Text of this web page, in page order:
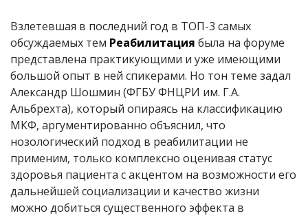
Взлетевшая в последний год в ТОП-3 самых
обсуждаемых тем Реабилитация была на форуме
представлена практикующими и уже имеющими
большой опыт в ней спикерами. Но тон теме задал
Александр Шошмин (ФГБУ ФНЦРИ им. Г.А.
Альбрехта), который опираясь на классификацию
МКФ, аргументированно объяснил, что
нозологический подход в реабилитации не
применим, только комплексно оценивая статус
здоровья пациента с акцентом на возможности его
дальнейшей социализации и качество жизни
можно добиться существенного эффекта в